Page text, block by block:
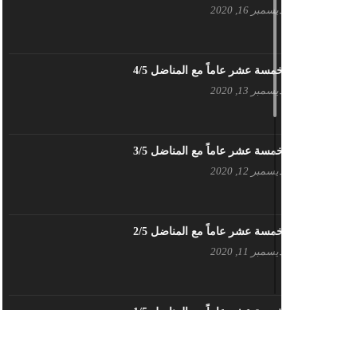
بيان حزب اليسار الديمقراطي السوري
تنويه صادر عن المكتب الإعلامي لحزب
بطاقة تهنئة – حزب اليسار الديمقراطي
أَنقِذوا اللَاجِئين السُوريين في لُبنان –
أبريل 26, 2023
ديسمبر 16, 2020
خمسة عشر عاماً مع المناضل 4/5
ديسمبر 13, 2020
خمسة عشر عاماً مع المناضل 3/5
ديسمبر 12, 2020
خمسة عشر عاماً مع المناضل 2/5
ديسمبر 11, 2020
خمسة عشر عاماً مع المناضل 1/5